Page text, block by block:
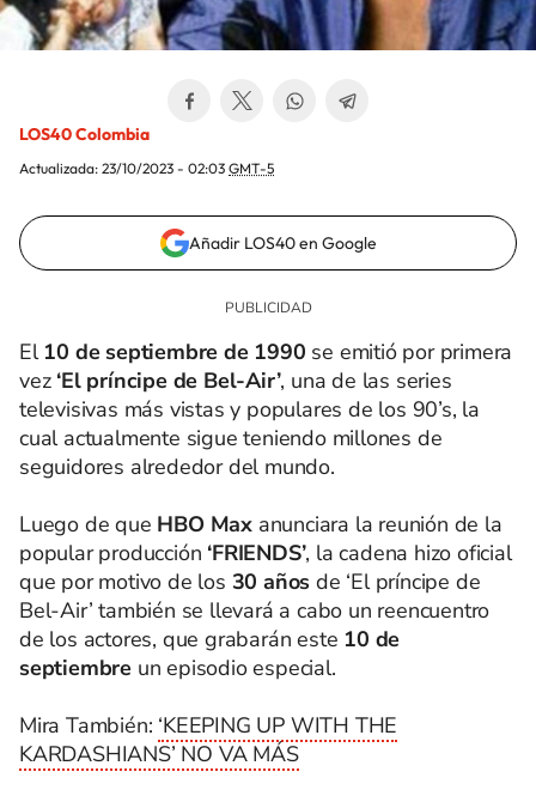
LOS40 Colombia
Actualizada: 23/10/2023 - 02:03 GMT-5
Añadir LOS40 en Google
El 10 de septiembre de 1990 se emitió por primera
vez ‘El príncipe de Bel-Air’, una de las series
televisivas más vistas y populares de los 90’s, la
cual actualmente sigue teniendo millones de
seguidores alrededor del mundo.
Luego de que HBO Max anunciara la reunión de la
popular producción ‘FRIENDS’, la cadena hizo oficial
que por motivo de los 30 años de ‘El príncipe de
Bel-Air’ también se llevará a cabo un reencuentro
de los actores, que grabarán este 10 de
septiembre un episodio especial.
Mira También: ‘KEEPING UP WITH THE
KARDASHIANS’ NO VA MÁS